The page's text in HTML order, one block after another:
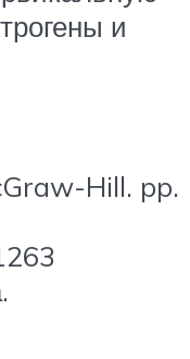
и
Hill. pp.